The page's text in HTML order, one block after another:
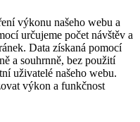
výkonu našeho webu a
určujeme počet návštěv a
Data získaná pomocí
a souhrnně, bez použití
uživatelé našeho webu.
výkon a funkčnost